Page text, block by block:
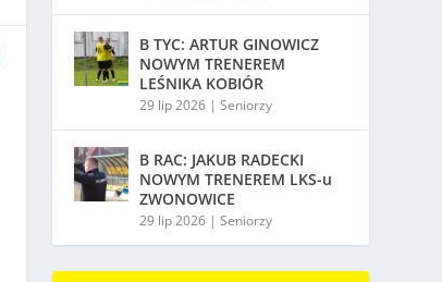
B TYC: ARTUR GINOWICZ
NOWYM TRENEREM
LEŚNIKA KOBIÓR
29 lip 2026 |Seniorzy
B RAC: JAKUB RADECKI
NOWYM TRENEREM LKS-u
ZWONOWICE
29 lip 2026 |Seniorzy